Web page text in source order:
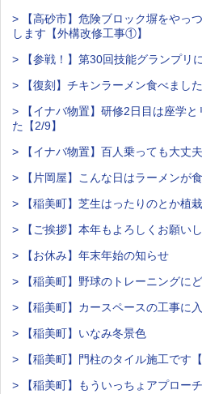
> 【高砂市】危険ブロック塀をやっ
します【外構改修工事①】
> 【参戦！】第30回技能グランプリ
> 【復刻】チキンラーメン食べました
> 【イナバ物置】研修2日目は座学
た【2/9】
> 【イナバ物置】百人乗っても大丈
> 【片岡屋】こんな日はラーメンが食
> 【稲美町】芝生はったりのとか植
> 【ご挨拶】本年もよろしくお願いし
> 【お休み】年末年始の知らせ
> 【稲美町】野球のトレーニングに
> 【稲美町】カースペースの工事に
> 【稲美町】いなみ冬景色
> 【稲美町】門柱のタイル施工です
> 【稲美町】もういっちょアプロー